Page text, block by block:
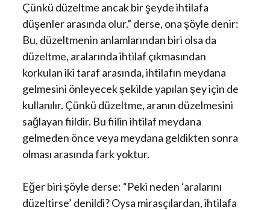
Çünkü düzeltme ancak bir şeyde ihtilafa
düşenler arasında olur.” derse, ona şöyle denir:
Bu, düzeltmenin anlamlarından biri olsa da
düzeltme, aralarında ihtilaf çıkmasından
korkulan iki taraf arasında, ihtilafın meydana
gelmesini önleyecek şekilde yapılan şey için de
kullanılır. Çünkü düzeltme, aranın düzelmesini
sağlayan fiildir. Bu fiilin ihtilaf meydana
gelmeden önce veya meydana geldikten sonra
olması arasında fark yoktur.
Eğer biri şöyle derse: “Peki neden ‘aralarını
düzeltirse’ denildi? Oysa mirasçılardan, ihtilafa